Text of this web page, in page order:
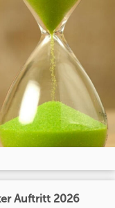
Auftritt 2026